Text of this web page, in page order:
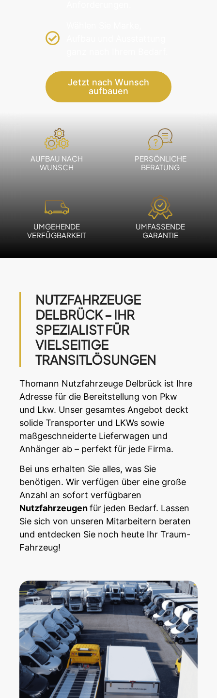
Jetzt nach Wunsch
aufbauen
AUFBAU NACH
WUNSCH
PERSÖNLICHE
BERATUNG
UMGEHENDE
VERFÜGBARKEIT
UMFASSENDE
GARANTIE
NUTZFAHRZEUGE
DELBRÜCK – IHR
SPEZIALIST FÜR
VIELSEITIGE
TRANSITLÖSUNGEN
Thomann Nutzfahrzeuge Delbrück ist Ihre
Adresse für die Bereitstellung von Pkw
und Lkw. Unser gesamtes Angebot deckt
solide Transporter und LKWs sowie
maßgeschneiderte Lieferwagen und
Anhänger ab – perfekt für jede Firma.
Bei uns erhalten Sie alles, was Sie
benötigen. Wir verfügen über eine große
Anzahl an sofort verfügbaren
Nutzfahrzeugenfür jeden Bedarf. Lassen
Sie sich von unseren Mitarbeitern beraten
und entdecken Sie noch heute Ihr Traum-
Fahrzeug!